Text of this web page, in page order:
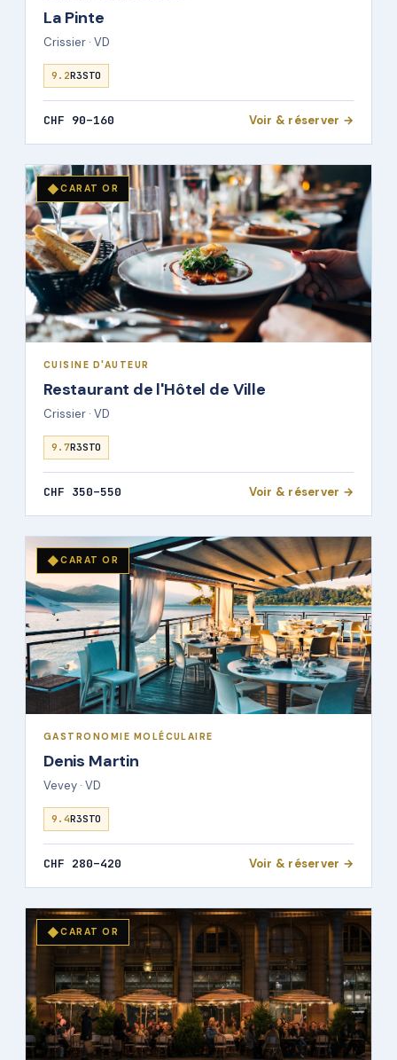
La Pinte
Crissier · VD
9.2R3STO
CHF 90–160 Voir & réserver →
◆CARAT OR
CUISINE D'AUTEUR
Restaurant de l'Hôtel de Ville
Crissier · VD
9.7R3STO
CHF 350–550 Voir & réserver →
◆CARAT OR
GASTRONOMIE MOLÉCULAIRE
Denis Martin
Vevey · VD
9.4R3STO
CHF 280–420 Voir & réserver →
◆CARAT OR